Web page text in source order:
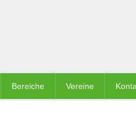
Bereiche Vereine